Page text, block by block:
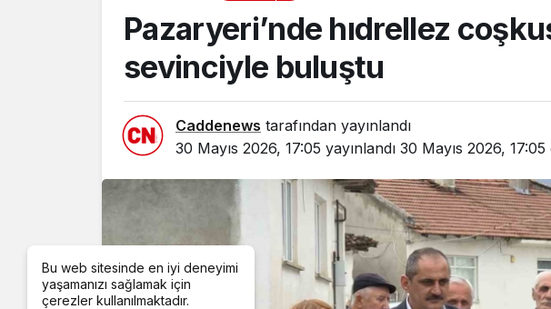
Pazaryeri’nde hıdrellez
sevinciyle buluştu
Caddenews tarafından yayınlandı
30 Mayıs 2026, 17:05 yayınlandı 30 Mayıs 2026, 17:05
Bu web sitesinde en iyi deneyimi
yaşamanızı sağlamak için
çerezler kullanılmaktadır.